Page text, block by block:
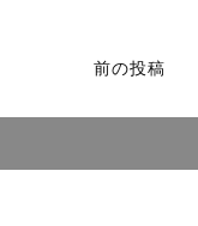
前の投稿